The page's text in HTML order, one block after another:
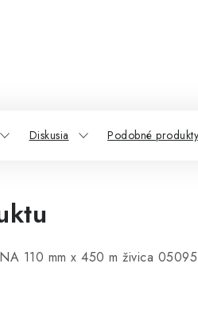
Diskusia Podobné produkty
110 mm x 450 m živica